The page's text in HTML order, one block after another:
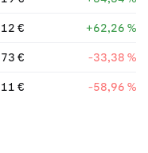
€ +62,26 %
€ -33,38 %
€ -58,96 %